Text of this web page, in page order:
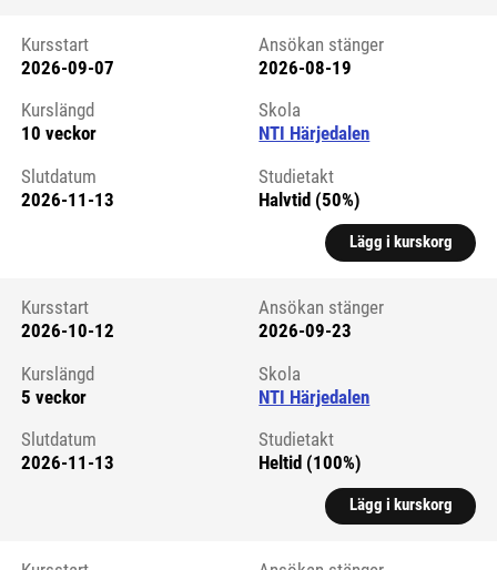
Kursstart 6290005
Kursstart
2026-09-07
Ansökan stänger
2026-08-19
Kurslängd
10 veckor
Skola
NTI Härjedalen
Slutdatum
2026-11-13
Studietakt
Halvtid (50%)
Lägg i kurskorg
Kursstart 6294099
Kursstart
2026-10-12
Ansökan stänger
2026-09-23
Kurslängd
5 veckor
Skola
NTI Härjedalen
Slutdatum
2026-11-13
Studietakt
Heltid (100%)
Lägg i kurskorg